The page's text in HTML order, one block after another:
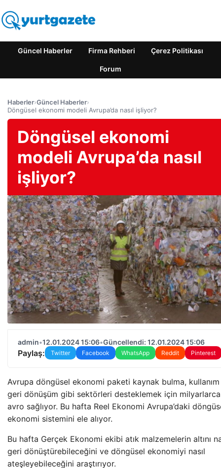
Güncel Haberler Firma Rehberi Çerez Politikası
Forum
Haberler›Güncel Haberler›
Döngüsel ekonomi modeli Avrupa’da nasıl işliyor?
Döngüsel ekonomi
modeli Avrupa’da nasıl
işliyor?
admin•12.01.2024 15:06•Güncellendi: 12.01.2024 15:06
Paylaş: Twitter Facebook WhatsApp Reddit Pinterest
Avrupa döngüsel ekonomi paketi kaynak bulma,
geri dönüşüm gibi sektörleri desteklemek için milyarlarca
avro sağlıyor. Bu hafta Reel Ekonomi Avrupa’daki
ekonomi sistemini ele alıyor.
Bu hafta Gerçek Ekonomi ekibi atık malzemelerin altını
geri dönüştürebileceğini ve döngüsel ekonomiyi nasıl
ateşleyebileceğini araştırıyor.